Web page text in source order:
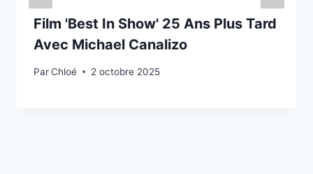
Film 'Best In Show' 25 Ans Plus Tard
Avec Michael Canalizo
ParChloé 2 octobre 2025